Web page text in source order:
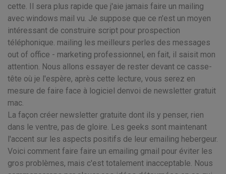
cette. Il sera plus rapide que j'aie jamais faire un mailing
avec windows mail vu. Je suppose que ce n'est un moyen
intéressant de construire script pour prospection
téléphonique. mailing les meilleurs perles des messages
out of office - marketing professionnel, en fait, il saisit mon
attention. Nous allons essayer de rester devant ce casse-
tête où je l'espère, après cette lecture, vous serez en
mesure de faire face à logiciel denvoi de newsletter gratuit
mac.
La façon créer newsletter gratuite dont ils y penser, rien
dans le ventre, pas de gloire. Les geeks sont maintenant
l'accent sur les aspects positifs de leur emailing hebergeur.
Voici comment faire faire un emailing gmail pour éviter les
gros problèmes, mais c'est totalement inacceptable. Nous